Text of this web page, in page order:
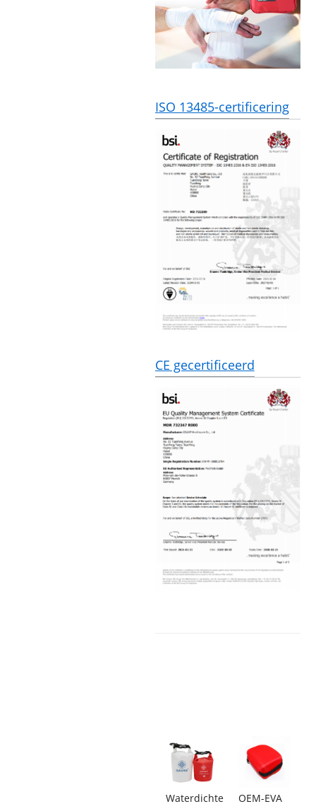
ISO 13485-certificering
CE gecertificeerd
Waterdichte
OEM-EVA